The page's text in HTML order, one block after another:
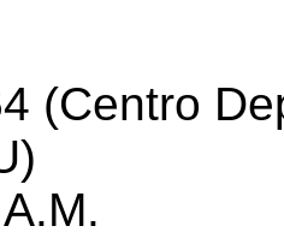
(Centro